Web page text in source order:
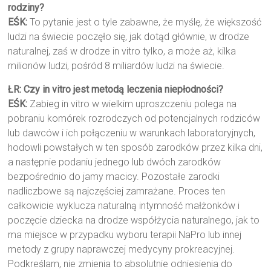
rodziny?
EŚK: To pytanie jest o tyle zabawne, że myślę, że większość
ludzi na świecie poczęło się, jak dotąd głównie, w drodze
naturalnej, zaś w drodze in vitro tylko, a może aż, kilka
milionów ludzi, pośród 8 miliardów ludzi na świecie.
ŁR: Czy in vitro jest metodą leczenia niepłodności?
EŚK: Zabieg in vitro w wielkim uproszczeniu polega na
pobraniu komórek rozrodczych od potencjalnych rodziców
lub dawców i ich połączeniu w warunkach laboratoryjnych,
hodowli powstałych w ten sposób zarodków przez kilka dni,
a następnie podaniu jednego lub dwóch zarodków
bezpośrednio do jamy macicy. Pozostałe zarodki
nadliczbowe są najczęściej zamrażane. Proces ten
całkowicie wyklucza naturalną intymność małżonków i
poczęcie dziecka na drodze współżycia naturalnego, jak to
ma miejsce w przypadku wyboru terapii NaPro lub innej
metody z grupy naprawczej medycyny prokreacyjnej.
Podkreślam, nie zmienia to absolutnie odniesienia do